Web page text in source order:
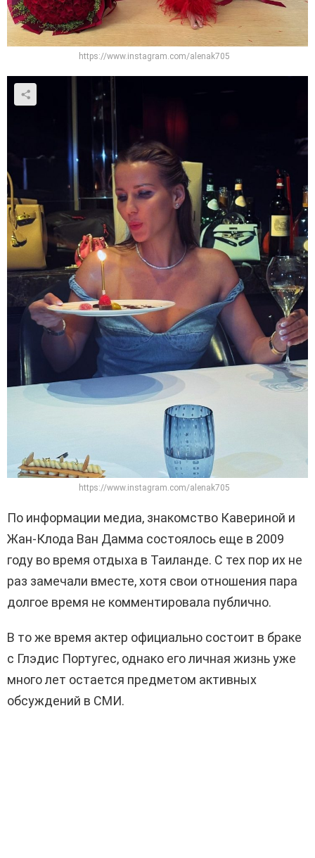
https://www.instagram.com/alenak705
https://www.instagram.com/alenak705
По информации медиа, знакомство Кавериной и
Жан-Клода Ван Дамма состоялось еще в 2009
году во время отдыха в Таиланде. С тех пор их не
раз замечали вместе, хотя свои отношения пара
долгое время не комментировала публично.
В то же время актер официально состоит в браке
с Глэдис Португес, однако его личная жизнь уже
много лет остается предметом активных
обсуждений в СМИ.